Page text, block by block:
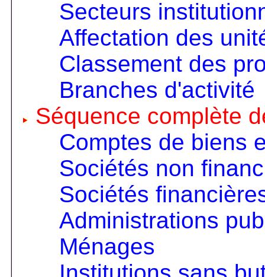
Secteurs
Affectation des
Classement des
Branches d'activité
Séquence complète
Comptes de biens
Sociétés non
Sociétés
Administrations
Ménages